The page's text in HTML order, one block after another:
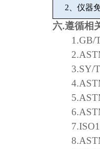
2 、仪器
六.遵循相
1.GB/
3.SY/